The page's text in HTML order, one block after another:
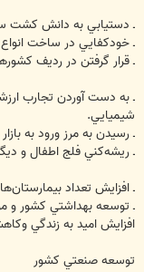
ـ دستيابي به دانش كشت
‏ـ خودكفايي در ساخت
ـ قرار گرفتن در رديف
ـ به دست آوردن تجارب
شيميايي.
ـ رسيدن به مرز ورود به
‏ـ ريشه‌كني فلج اطفال و
‏ـ افزايش تعداد
‏ـ توسعه بهداشتي كشور و
افزايش اميد به زندگي
توسعه صنعتي كشور